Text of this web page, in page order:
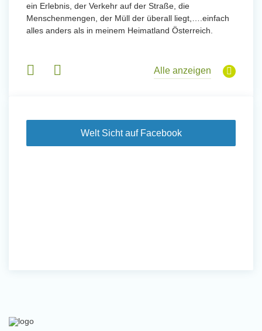
ein Erlebnis, der Verkehr auf der Straße, die
Menschenmengen, der Müll der überall liegt,….einfach
alles anders als in meinem Heimatland Österreich.
Alle anzeigen
Welt Sicht auf Facebook